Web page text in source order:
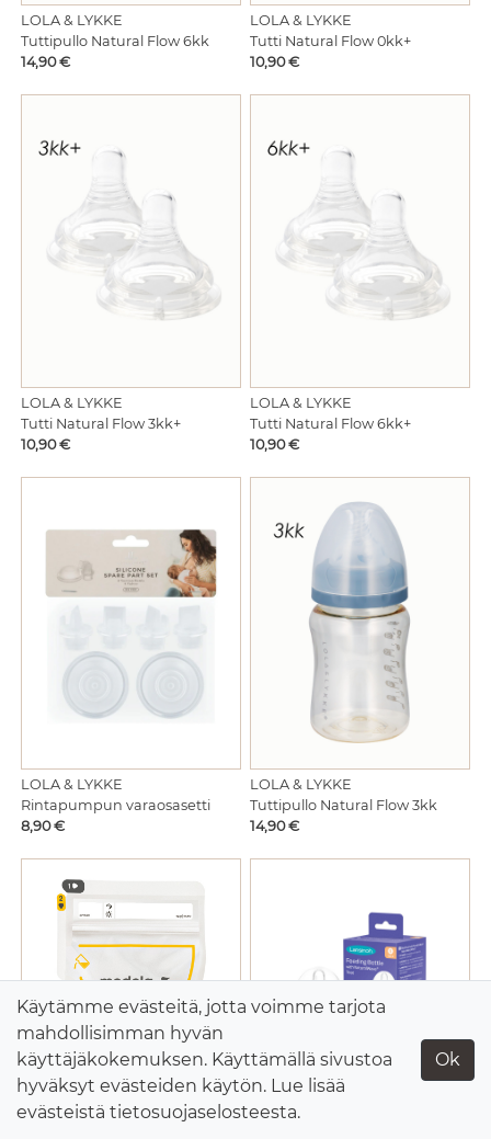
Käytämme evästeitä, jotta voimme tarjota
mahdollisimman hyvän
käyttäjäkokemuksen. Käyttämällä sivustoa
hyväksyt evästeiden käytön. Lue lisää
evästeistä tietosuojaselosteesta.
Ok
LOLA & LYKKE
Tuttipullo Natural Flow 6kk
Hinta
14,90 €
LOLA & LYKKE
Tutti Natural Flow 0kk+
Hinta
10,90 €
LOLA & LYKKE
Tutti Natural Flow 3kk+
Hinta
10,90 €
LOLA & LYKKE
Tutti Natural Flow 6kk+
Hinta
10,90 €
LOLA & LYKKE
Rintapumpun varaosasetti
Hinta
8,90 €
LOLA & LYKKE
Tuttipullo Natural Flow 3kk
Hinta
14,90 €